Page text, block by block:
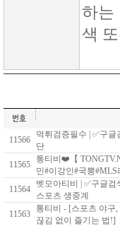
하는
색
11566
먹튀검증필수 | ✅구
단
11565
통티비❤️【
민#이강인#국뽕#MLS
11564
벳모아티비 | ✅구글
스포츠 생중계
11563
통티비 - [스포츠 야구
끊김 없이 즐기는 법!]